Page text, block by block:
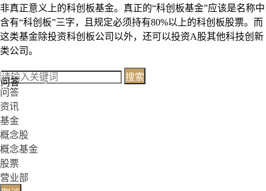
非真正意义上的科创板基金。真正的“科创板基金”应该是名称中
含有“科创板”三字，且规定必须持有80%以上的科创板股票。而
这类基金除投资科创板公司以外，还可以投资A股其他科技创新
类公司。
问答
搜索
问答
资讯
基金
概念股
概念基金
股票
营业部